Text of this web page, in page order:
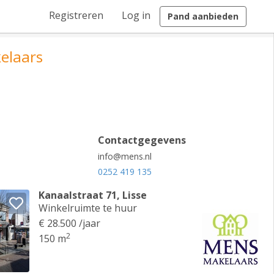
Registreren Log in Pand aanbieden
Contactgegevens
info@mens.nl
0252 419 135
Kanaalstraat 71, Lisse
Winkelruimte te huur
€ 28.500 /jaar
150 m2